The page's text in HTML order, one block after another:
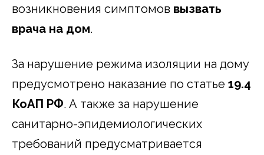
возникновения симптомов вызвать
врача на дом.
За нарушение режима изоляции на дому
предусмотрено наказание по статье 19.4
КоАП РФ. А также за нарушение
санитарно-эпидемиологических
требований предусматривается